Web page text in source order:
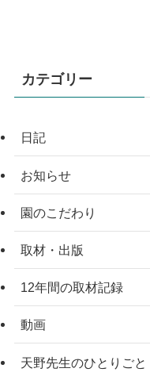
カテゴリー
日記
お知らせ
園のこだわり
取材・出版
12年間の取材記録
動画
天野先生のひとりごと